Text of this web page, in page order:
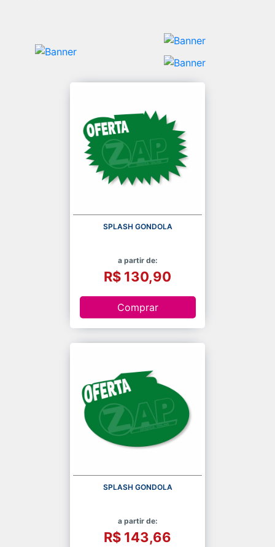
SPLASH GONDOLA
a partir de:
R$ 130,90
Comprar
SPLASH GONDOLA
a partir de:
R$ 143,66